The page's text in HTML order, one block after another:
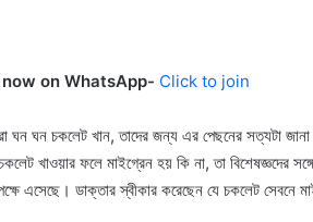
now on WhatsApp- Click to join
ঘন ঘন চকলেট খান, তাদের জন্য এর পেছনের সত্যটা
খাওয়ার ফলে মাইগ্রেন হয় কি না, তা বিশেষজ্ঞদের
এসেছে। ডাক্তার স্বীকার করেছেন যে চকলেট সেবনে